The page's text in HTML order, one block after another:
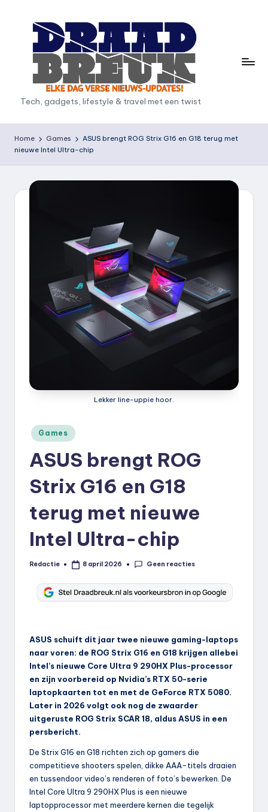
D
r
a
a
Tech, gadgets, lifestyle & travel met een twist
Home Games
ASUS brengt ROG Strix G16 en G18 terug met
nieuwe Intel Ultra-chip
Lekker line-uppie hoor.
Geplaatst
in
Games
ASUS brengt ROG
Strix G16 en G18
terug met nieuwe
Intel Ultra-chip
Geplaatst
Redactie 8 april 2026 Geen reacties
ASUS schuift dit jaar twee nieuwe gaming-laptops
naar voren: de ROG Strix G16 en G18 krijgen allebei
Intel’s nieuwe Core Ultra 9 290HX Plus-processor
en zijn voorbereid op Nvidia’s RTX 50-serie
laptopkaarten tot en met de GeForce RTX 5080.
Later in 2026 volgt ook nog de zwaarder
uitgeruste ROG Strix SCAR 18, aldus ASUS in een
persbericht.
De Strix G16 en G18 richten zich op gamers die
competitieve shooters spelen, dikke AAA-titels draaien
en tussendoor video’s renderen of foto’s bewerken. De
Intel Core Ultra 9 290HX Plus is een nieuwe
laptopprocessor met meerdere kernen die tegelijk